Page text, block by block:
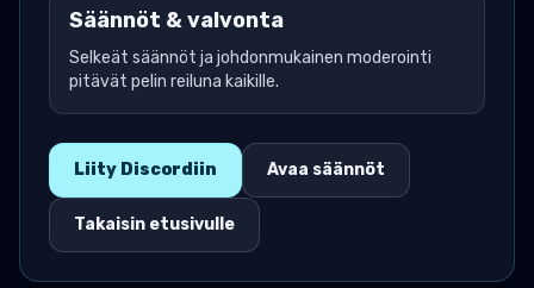
Säännöt & valvonta
Selkeät säännöt ja johdonmukainen moderointi
pitävät pelin reiluna kaikille.
Liity Discordiin Avaa säännöt
Takaisin etusivulle